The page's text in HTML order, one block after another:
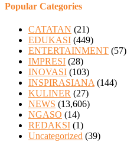
Popular Categories
CATATAN (21)
EDUKASI (449)
ENTERTAINMENT (57)
IMPRESI (28)
INOVASI (103)
INSPIRASIANA (144)
KULINER (27)
NEWS (13,606)
NGASO (14)
REDAKSI (1)
Uncategorized (39)